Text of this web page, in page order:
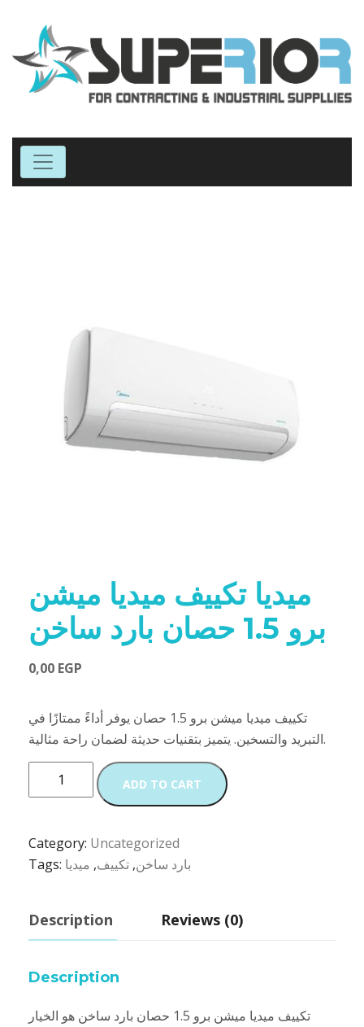
ميديا تكييف ميديا ميشن
برو 1.5 حصان بارد ساخن
0,00 EGP
تكييف ميديا ميشن برو 1.5 حصان يوفر أداءً ممتازًا في
التبريد والتسخين. يتميز بتقنيات حديثة لضمان راحة مثالية.
تكييف
ميشن
برو
بارد
ساخن
ADD TO CART
Category: Uncategorized
Tags:
بارد ساخن, تكييف, ميديا
Description Reviews (0)
Description
تكييف ميديا ميشن برو 1.5 حصان بارد ساخن هو الخيار